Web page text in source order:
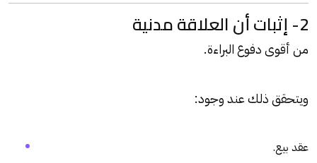
2- إثبات أن العلاقة مدنية
من أقوى دفوع البراءة.
ويتحقق ذلك عند وجود:
عقد بيع.